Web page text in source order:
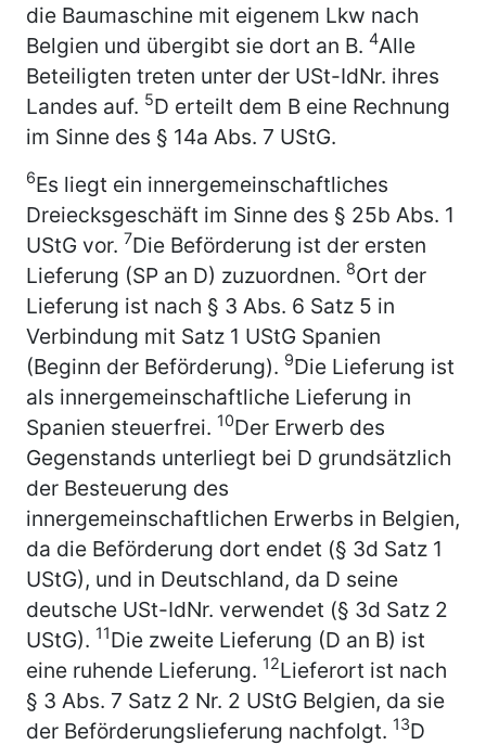
die Baumaschine mit eigenem Lkw nach
Belgien und übergibt sie dort an B. 4Alle
Beteiligten treten unter der USt-IdNr. ihres
Landes auf. 5D erteilt dem B eine Rechnung
im Sinne des § 14a Abs. 7 UStG.
6Es liegt ein innergemeinschaftliches
Dreiecksgeschäft im Sinne des § 25b Abs. 1
UStG vor. 7Die Beförderung ist der ersten
Lieferung (SP an D) zuzuordnen. 8Ort der
Lieferung ist nach § 3 Abs. 6 Satz 5 in
Verbindung mit Satz 1 UStG Spanien
(Beginn der Beförderung). 9Die Lieferung ist
als innergemeinschaftliche Lieferung in
Spanien steuerfrei. 10Der Erwerb des
Gegenstands unterliegt bei D grundsätzlich
der Besteuerung des
innergemeinschaftlichen Erwerbs in Belgien,
da die Beförderung dort endet (§ 3d Satz 1
UStG), und in Deutschland, da D seine
deutsche USt-IdNr. verwendet (§ 3d Satz 2
UStG). 11Die zweite Lieferung (D an B) ist
eine ruhende Lieferung. 12Lieferort ist nach
§ 3 Abs. 7 Satz 2 Nr. 2 UStG Belgien, da sie
der Beförderungslieferung nachfolgt. 13D